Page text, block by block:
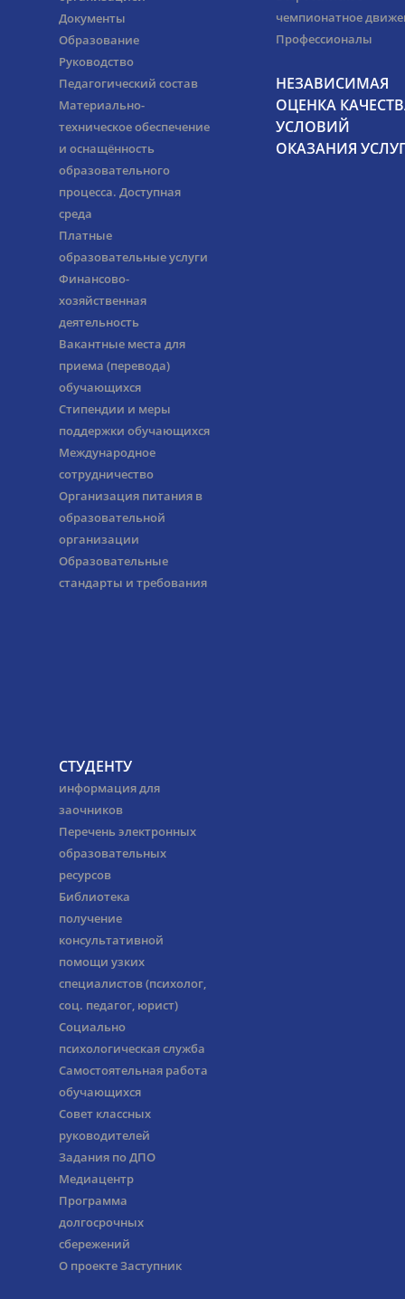
Документы
Образование
Руководство
Педагогический состав
Материально-
техническое обеспечение
и оснащённость
образовательного
процесса. Доступная
среда
Платные
образовательные услуги
Финансово-
хозяйственная
деятельность
Вакантные места для
приема (перевода)
обучающихся
Стипендии и меры
поддержки обучающихся
Международное
сотрудничество
Организация питания в
образовательной
организации
Образовательные
стандарты и требования
чемпионатное
Профессионалы
НЕЗАВИСИМАЯ
ОЦЕНКА
УСЛОВИЙ
ОКАЗАНИЯ
СТУДЕНТУ
информация для
заочников
Перечень электронных
образовательных
ресурсов
Библиотека
получение
консультативной
помощи узких
специалистов (психолог,
соц. педагог, юрист)
Социально
психологическая служба
Самостоятельная работа
обучающихся
Совет классных
руководителей
Задания по ДПО
Медиацентр
Программа
долгосрочных
сбережений
О проекте Заступник